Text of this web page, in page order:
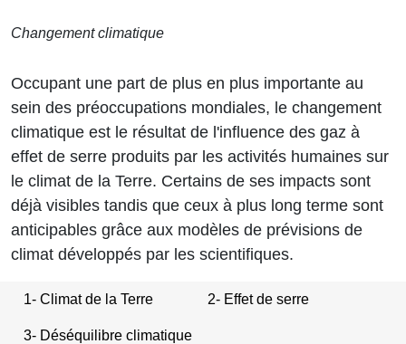
Changement climatique
Occupant une part de plus en plus importante au
sein des préoccupations mondiales, le changement
climatique est le résultat de l'influence des gaz à
effet de serre produits par les activités humaines sur
le climat de la Terre. Certains de ses impacts sont
déjà visibles tandis que ceux à plus long terme sont
anticipables grâce aux modèles de prévisions de
climat développés par les scientifiques.
1- Climat de la Terre 2- Effet de serre
3- Déséquilibre climatique